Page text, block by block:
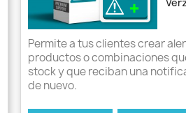
Permite a tus clientes crear
productos o combinaciones
stock y que reciban una
de nuevo.